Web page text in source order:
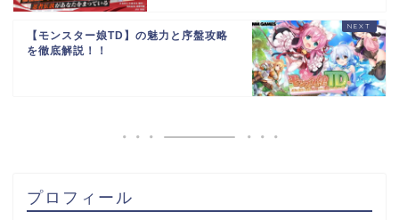
【モンスター娘TD】の魅力と序盤攻略
を徹底解説！！
プロフィール